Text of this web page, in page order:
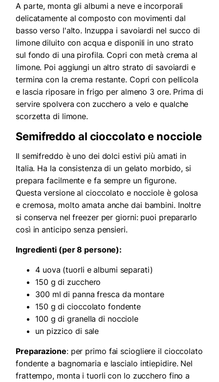
A parte, monta gli albumi a neve e incorporali
delicatamente al composto con movimenti dal
basso verso l'alto. Inzuppa i savoiardi nel succo di
limone diluito con acqua e disponili in uno strato
sul fondo di una pirofila. Copri con metà crema al
limone. Poi aggiungi un altro strato di savoiardi e
termina con la crema restante. Copri con pellicola
e lascia riposare in frigo per almeno 3 ore. Prima di
servire spolvera con zucchero a velo e qualche
scorzetta di limone.
Semifreddo al cioccolato e nocciole
Il semifreddo è uno dei dolci estivi più amati in
Italia. Ha la consistenza di un gelato morbido, si
prepara facilmente e fa sempre un figurone.
Questa versione al cioccolato e nocciole è golosa
e cremosa, molto amata anche dai bambini. Inoltre
si conserva nel freezer per giorni: puoi prepararlo
così in anticipo senza pensieri.
Ingredienti (per 8 persone):
4 uova (tuorli e albumi separati)
150 g di zucchero
300 ml di panna fresca da montare
150 g di cioccolato fondente
100 g di granella di nocciole
un pizzico di sale
Preparazione: per primo fai sciogliere il cioccolato
fondente a bagnomaria e lascialo intiepidire. Nel
frattempo, monta i tuorli con lo zucchero fino a